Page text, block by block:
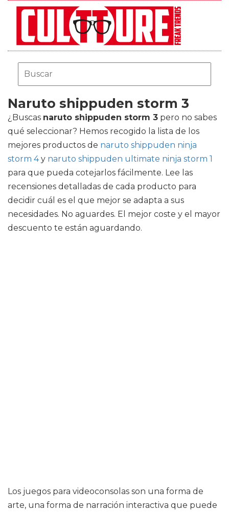
Naruto shippuden storm 3
¿Buscas naruto shippuden storm 3 pero no sabes
qué seleccionar? Hemos recogido la lista de los
mejores productos de naruto shippuden ninja
storm 4y naruto shippuden ultimate ninja storm 1
para que pueda cotejarlos fácilmente. Lee las
recensiones detalladas de cada producto para
decidir cuál es el que mejor se adapta a sus
necesidades. No aguardes. El mejor coste y el mayor
descuento te están aguardando.
Los juegos para videoconsolas son una forma de
arte, una forma de narración interactiva que puede